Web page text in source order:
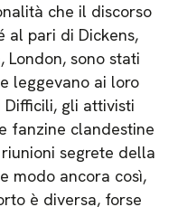
che il discorso
al pari di Dickens,
London, sono stati
leggevano ai loro
gli attivisti
fanzine clandestine
segrete della
modo ancora così,
è diversa, forse